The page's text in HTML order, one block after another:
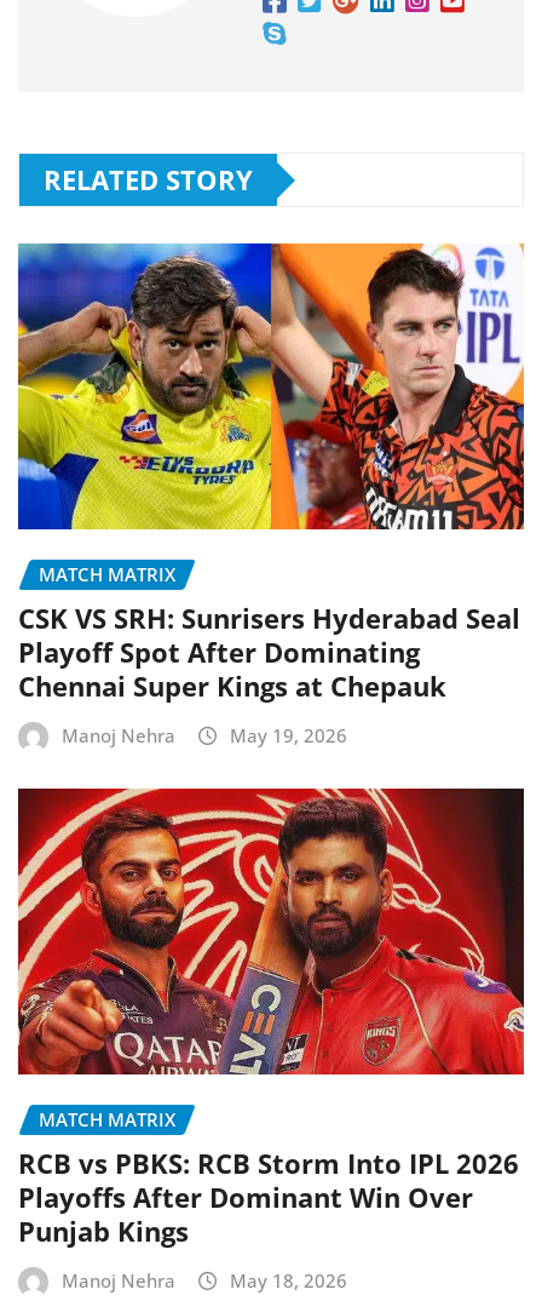
RELATED STORY
MATCH MATRIX
CSK VS SRH: Sunrisers Hyderabad Seal
Playoff Spot After Dominating
Chennai Super Kings at Chepauk
Manoj Nehra May 19, 2026
MATCH MATRIX
RCB vs PBKS: RCB Storm Into IPL 2026
Playoffs After Dominant Win Over
Punjab Kings
Manoj Nehra May 18, 2026